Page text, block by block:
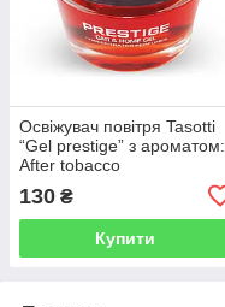
Освіжувач повітря Tasotti
“Gel prestige” з ароматом:
After tobacco
130 ₴
Купити